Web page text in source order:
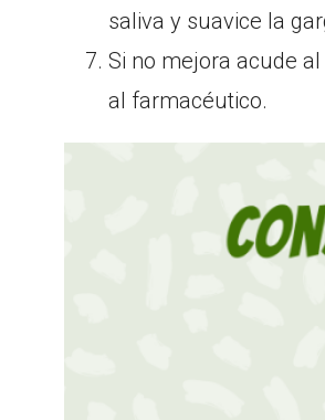
saliva y suavice la
Si no mejora acude
al farmacéutico.